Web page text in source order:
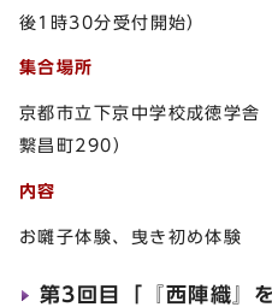
後1時30分受付開始）
集合場所
京都市立下京中学校成徳学
繋昌町290）
内容
お囃子体験、曳き初め体験
第3回目「『西陣織』